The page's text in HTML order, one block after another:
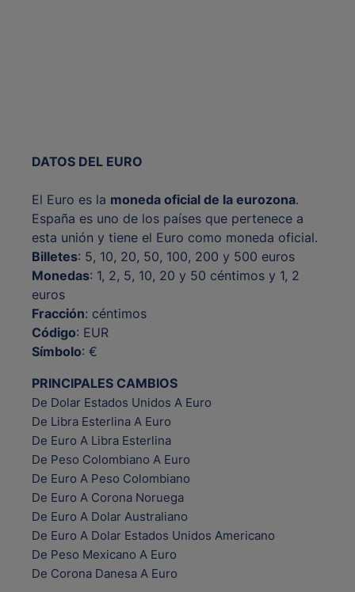
DATOS DEL EURO
El Euro es la moneda oficial de la eurozona.
España es uno de los países que pertenece a
esta unión y tiene el Euro como moneda oficial.
Billetes: 5, 10, 20, 50, 100, 200 y 500 euros
Monedas: 1, 2, 5, 10, 20 y 50 céntimos y 1, 2
euros
Fracción: céntimos
Código: EUR
Símbolo: €
PRINCIPALES CAMBIOS
De Dolar Estados Unidos A Euro
De Libra Esterlina A Euro
De Euro A Libra Esterlina
De Peso Colombiano A Euro
De Euro A Peso Colombiano
De Euro A Corona Noruega
De Euro A Dolar Australiano
De Euro A Dolar Estados Unidos Americano
De Peso Mexicano A Euro
De Corona Danesa A Euro